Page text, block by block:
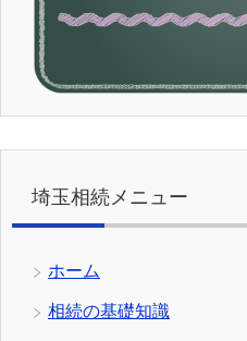
埼玉相続メニュー
ホーム
相続の基礎知識